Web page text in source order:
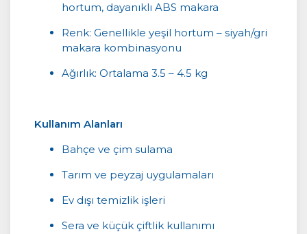
hortum, dayanıklı ABS makara
Renk: Genellikle yeşil hortum – siyah/gri
makara kombinasyonu
Ağırlık: Ortalama 3.5 – 4.5 kg
Kullanım Alanları
Bahçe ve çim sulama
Tarım ve peyzaj uygulamaları
Ev dışı temizlik işleri
Sera ve küçük çiftlik kullanımı